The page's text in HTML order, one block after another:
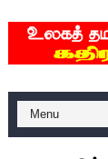
பிரபல
தியாகதீபம்
ஐ.நா